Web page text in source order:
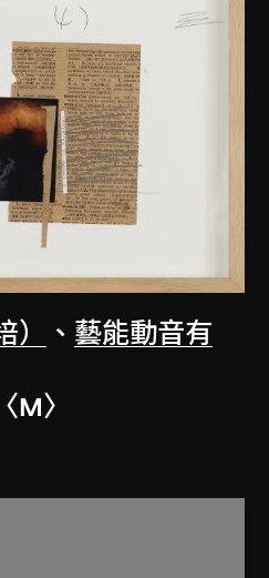
、 藝能動音有
M〉